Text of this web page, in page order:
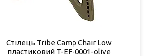
Стілець Tribe Camp Chair Low
пластиковий T-EF-0001-olive